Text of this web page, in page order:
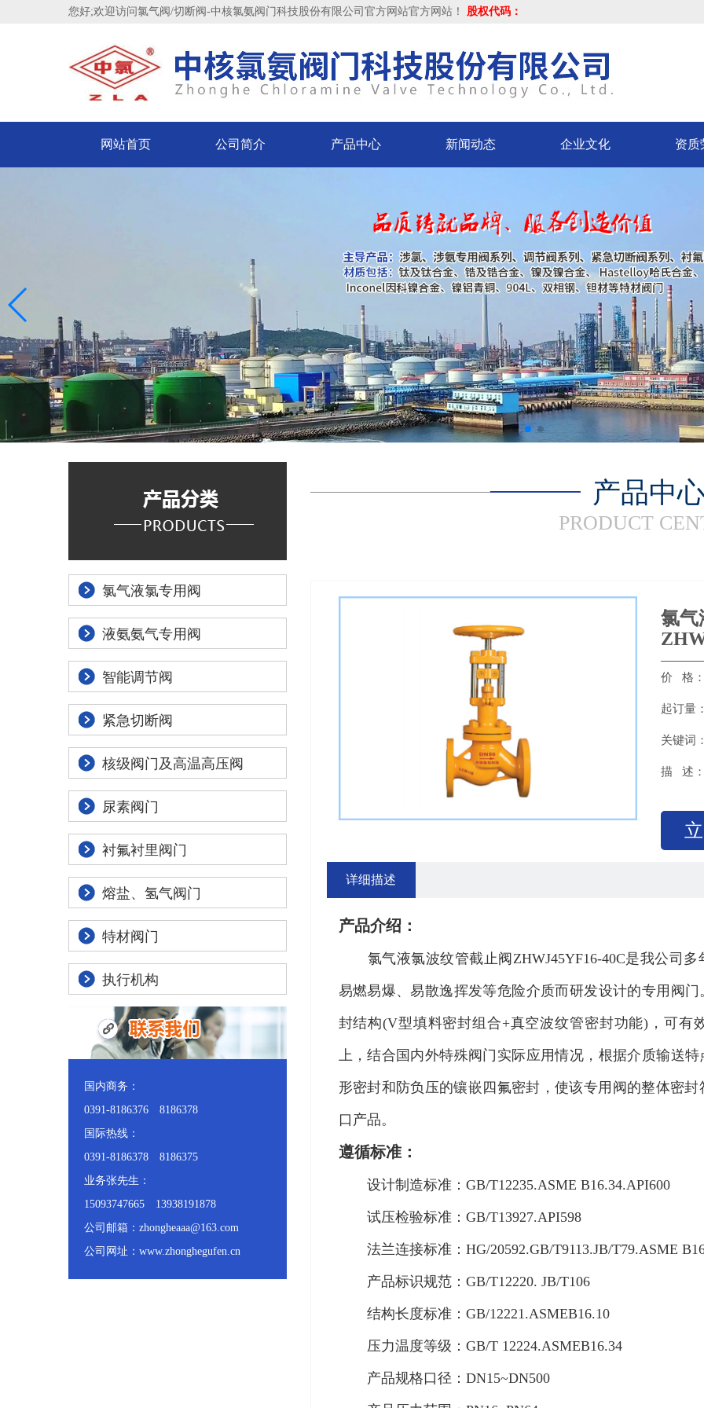
您好;欢迎访问氯气阀/切断阀-中核氯氨阀门科技股份有限公司官方网站官方网站！ 股权代码：
网站首页 公司简介 产品中心 新闻动态 企业文化 资质
氯气液氯专用阀
液氨氨气专用阀
智能调节阀
紧急切断阀
核级阀门及高温高压阀
尿素阀门
衬氟衬里阀门
熔盐、氢气阀门
特材阀门
执行机构
国内商务：
0391-8186376 8186378
国际热线：
0391-8186378 8186375
业务张先生：
15093747665 13938191878
公司邮箱：zhongheaaa@163.com
公司网址：www.zhonghegufen.cn
产品中
PRODUCT
氯气
价 格
起订量
关键词
描 述
详细描述
产品介绍：
氯气液氯波纹管截止阀ZHWJ45YF16-40C是我公司多
易燃易爆、易散逸挥发等危险介质而研发设计的专用阀
封结构(V型填料密封组合+真空波纹管密封功能)，可有
上，结合国内外特殊阀门实际应用情况，根据介质输送
形密封和防负压的镶嵌四氟密封，使该专用阀的整体密
口产品。
遵循标准：
设计制造标准：GB/T12235.ASME B16.34.API600
试压检验标准：GB/T13927.API598
法兰连接标准：HG/20592.GB/T9113.JB/T79.ASME
产品标识规范：GB/T12220. JB/T106
结构长度标准：GB/12221.ASMEB16.10
压力温度等级：GB/T 12224.ASMEB16.34
产品规格口径：DN15~DN500